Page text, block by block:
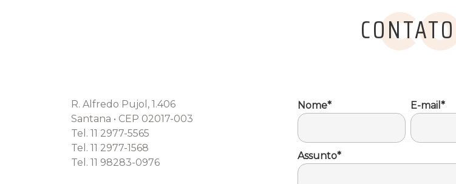
CONTATO
R. Alfredo Pujol, 1.406
Santana • CEP 02017-003
Tel. 11 2977-5565
Tel. 11 2977-1568
Tel. 11 98283-0976
Nome* E-mail*
Assunto*